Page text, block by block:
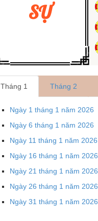
SỰ
Tháng 1 Tháng 2
Ngày 1 tháng 1 năm 2026
Ngày 6 tháng 1 năm 2026
Ngày 11 tháng 1 năm 2026
Ngày 16 tháng 1 năm 2026
Ngày 21 tháng 1 năm 2026
Ngày 26 tháng 1 năm 2026
Ngày 31 tháng 1 năm 2026